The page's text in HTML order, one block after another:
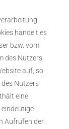
handelt es
bzw. vom
des Nutzers
auf, so
Nutzers
eine
Aufrufen der